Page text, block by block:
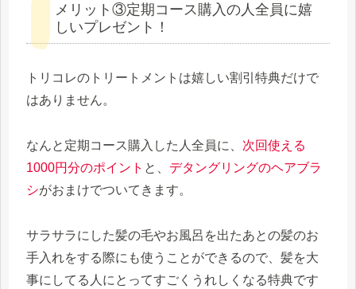
メリット③定期コース購入の人全員に嬉
しいプレゼント！
トリコレのトリートメントは嬉しい割引特典だけで
はありません。
なんと定期コース購入した人全員に、 次回使える
1000円分のポイント と、 デタングリングのヘアブラ
シがおまけでついてきます。
サラサラにした髪の毛やお風呂を出たあとの髪のお
手入れをする際にも使うことができるので、髪を大
事にしてる人にとってすごくうれしくなる特典です